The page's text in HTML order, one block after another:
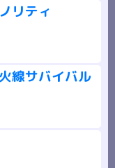
リティ
線サバイバル